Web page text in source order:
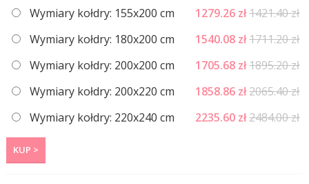
Wymiary kołdry: 155x200 cm
1279.26 zł1421.40 zł
Wymiary kołdry: 180x200 cm
1540.08 zł1711.20 zł
Wymiary kołdry: 200x200 cm
1705.68 zł1895.20 zł
Wymiary kołdry: 200x220 cm
1858.86 zł2065.40 zł
Wymiary kołdry: 220x240 cm
2235.60 zł2484.00 zł
KUP >